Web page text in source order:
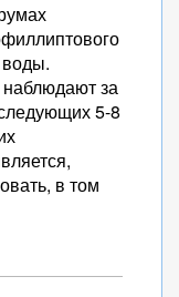
воды.
за
5-8
в том